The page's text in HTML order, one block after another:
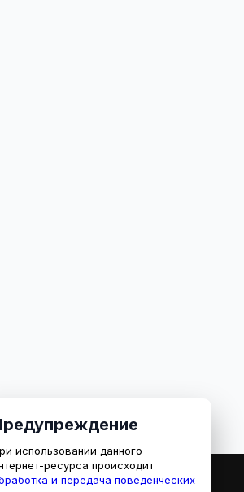
использовании данного
ресурса происходит
и передача поведенческих